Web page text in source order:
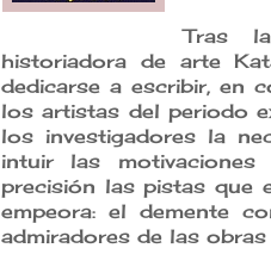
Tras
historiadora de arte
dedicarse a escribir, en
los artistas del periodo
los investigadores la
intuir las
precisión las pistas que
empeora: el demente
admiradores de las obras